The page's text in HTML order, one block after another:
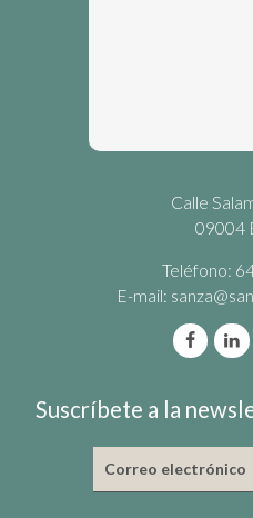
Calle
09004
Teléfono:
E-mail:
Suscríbete a la